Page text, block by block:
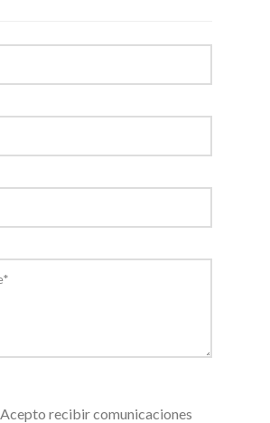
Acepto recibir comunicaciones